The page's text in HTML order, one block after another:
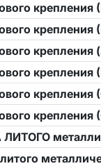
крепления
крепления
крепления
крепления
крепления
ЛИТОГО